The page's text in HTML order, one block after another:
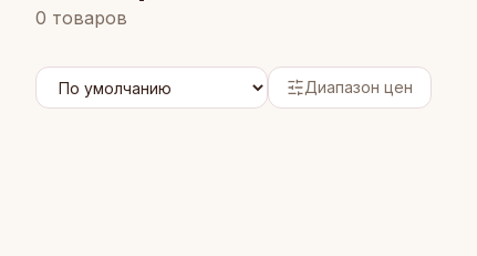
0 товаров
Диапазон цен